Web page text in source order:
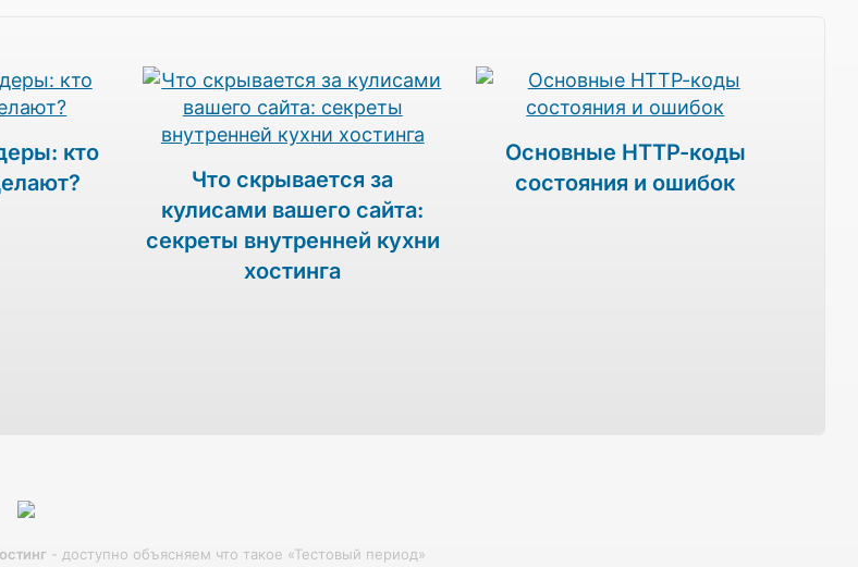
кто
Что скрывается за
кулисами вашего сайта:
секреты внутренней кухни
хостинга
Основные HTTP-коды
состояния и ошибок
- доступно объясняем что такое «Тестовый период»